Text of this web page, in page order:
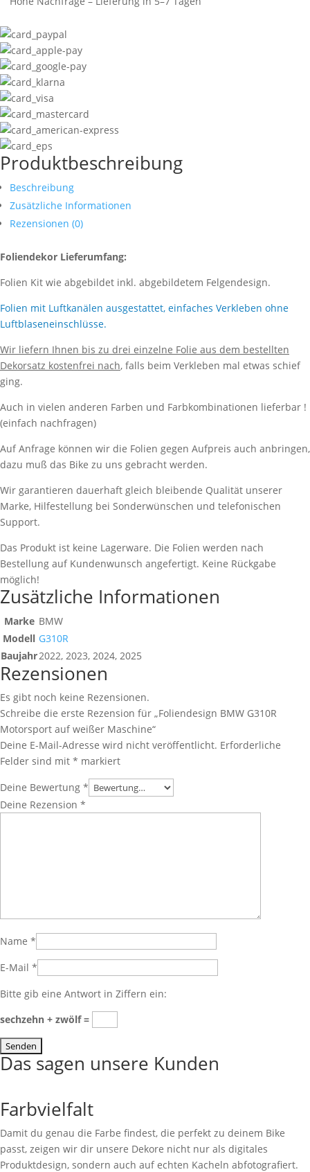
Produktbeschreibung
Beschreibung
Zusätzliche Informationen
Rezensionen (0)
Foliendekor Lieferumfang:
Folien Kit wie abgebildet inkl. abgebildetem Felgendesign.
Folien mit Luftkanälen ausgestattet, einfaches Verkleben ohne
Luftblaseneinschlüsse.
Wir liefern Ihnen bis zu drei einzelne Folie aus dem bestellten
Dekorsatz kostenfrei nach, falls beim Verkleben mal etwas schief
ging.
Auch in vielen anderen Farben und Farbkombinationen lieferbar !
(einfach nachfragen)
Auf Anfrage können wir die Folien gegen Aufpreis auch anbringen,
dazu muß das Bike zu uns gebracht werden.
Wir garantieren dauerhaft gleich bleibende Qualität unserer
Marke, Hilfestellung bei Sonderwünschen und telefonischen
Support.
Das Produkt ist keine Lagerware. Die Folien werden nach
Bestellung auf Kundenwunsch angefertigt. Keine Rückgabe
möglich!
Zusätzliche Informationen
Marke BMW
Modell G310R
Baujahr2022, 2023, 2024, 2025
Rezensionen
Es gibt noch keine Rezensionen.
Schreibe die erste Rezension für „Foliendesign BMW G310R
Motorsport auf weißer Maschine“
Deine E-Mail-Adresse wird nicht veröffentlicht. Erforderliche
Felder sind mit * markiert
Deine Bewertung *
Deine Rezension *
Name *
E-Mail *
Bitte gib eine Antwort in Ziffern ein:
sechzehn + zwölf =
Das sagen unsere Kunden
Farbvielfalt
Damit du genau die Farbe findest, die perfekt zu deinem Bike
passt, zeigen wir dir unsere Dekore nicht nur als digitales
Produktdesign, sondern auch auf echten Kacheln abfotografiert.